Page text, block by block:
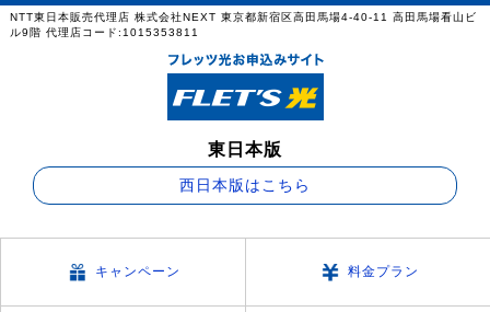
NTT東日本販売代理店 株式会社NEXT 東京都新宿区高田馬場4-40-11 高田馬場看山ビ
ル9階 代理店コード:1015353811
東日本版
西日本版はこちら
キャンペーン 料金プラン